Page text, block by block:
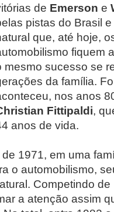
de Emerson e
pistas do Brasil
que, até hoje,
fiquem
mesmo sucesso se
da família.
nos anos
Fittipaldi,
anos de vida.
1971, em uma
o automobilismo,
Competindo
a atenção assim